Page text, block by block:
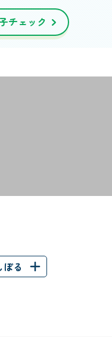
チェック
る